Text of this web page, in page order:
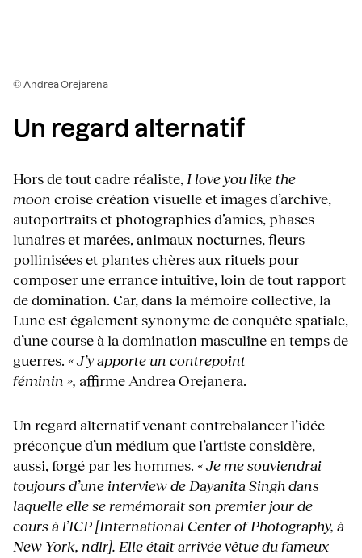
© Andrea Orejarena
Un regard alternatif
Hors de tout cadre réaliste, I love you like the
moon croise création visuelle et images d’archive,
autoportraits et photographies d’amies, phases
lunaires et marées, animaux nocturnes, fleurs
pollinisées et plantes chères aux rituels pour
composer une errance intuitive, loin de tout rapport
de domination. Car, dans la mémoire collective, la
Lune est également synonyme de conquête spatiale,
d’une course à la domination masculine en temps de
guerres. « J’y apporte un contrepoint
féminin », affirme Andrea Orejanera.
Un regard alternatif venant contrebalancer l’idée
préconçue d’un médium que l’artiste considère,
aussi, forgé par les hommes. « Je me souviendrai
toujours d’une interview de Dayanita Singh dans
laquelle elle se remémorait son premier jour de
cours à l’ICP [International Center of Photography, à
New York, ndlr]. Elle était arrivée vêtue du fameux